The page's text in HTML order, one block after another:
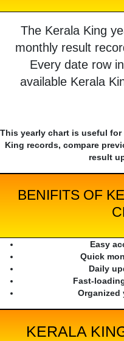
The Kerala King
monthly result
Every date row
available Kerala
This yearly chart is useful
King records, compare
result
BENIFITS OF
Easy
Quick
Daily
Fast-
Organized
KERALA